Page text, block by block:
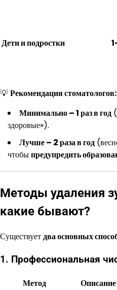
Дети и подростки
💡Рекомендация стоматологов:
Минимально – 1 раз в год
здоровые»).
Лучше – 2 раза в год
чтобыпредупредить
Методы удаления
какие бывают?
Существуетдва основных
1. Профессиональная
Метод Описание